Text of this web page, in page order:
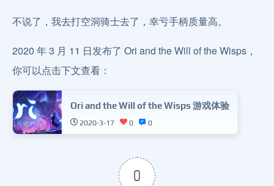
不说了，我去打空洞骑士去了，幸亏手柄质量高。
2020 年 3 月 11 日发布了 Ori and the Will of the Wisps，
你可以点击下文查看：
Ori and the Will of the Wisps 游戏体验
2020-3-17 0 0
0